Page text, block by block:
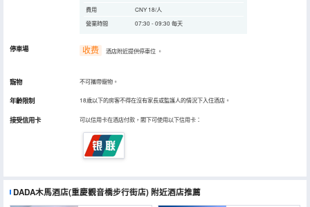
費用
CNY 18/人
營業時間
07:30 - 09:30 每天
停車場 收费 酒店附近提供停車位 。
寵物 不可攜帶寵物。
年齡限制 18歲以下的房客不得在沒有家長或監護人的情況下入住酒店。
接受信用卡 可以信用卡在酒店付款，閣下可使用以下信用卡：
DADA木馬酒店(重慶觀音橋步行街店) 附近酒店推薦